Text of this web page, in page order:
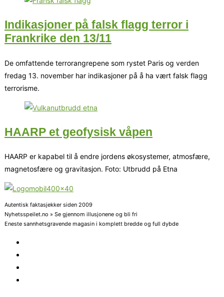
Indikasjoner på falsk flagg terror i
Frankrike den 13/11
De omfattende terrorangrepene som rystet Paris og verden
fredag 13. november har indikasjoner på å ha vært falsk flagg
terrorisme.
HAARP et geofysisk våpen
HAARP er kapabel til å endre jordens økosystemer, atmosfære,
magnetosfære og gravitasjon. Foto: Utbrudd på Etna
Autentisk faktasjekker siden 2009
Nyhetsspeilet.no » Se gjennom illusjonene og bli fri
Eneste sannhetsgravende magasin i komplett bredde og full dybde